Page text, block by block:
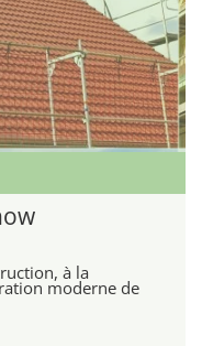
à la
moderne de